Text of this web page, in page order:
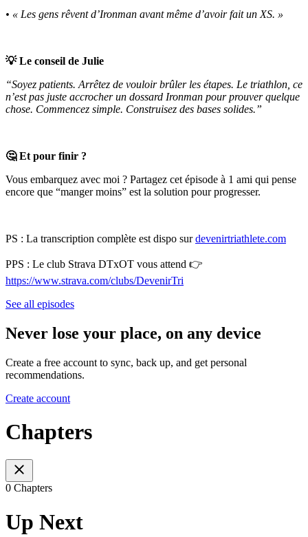
• « Les gens rêvent d’Ironman avant même d’avoir fait un XS. »
💡 Le conseil de Julie
“Soyez patients. Arrêtez de vouloir brûler les étapes. Le triathlon, ce
n’est pas juste accrocher un dossard Ironman pour prouver quelque
chose. Commencez simple. Construisez des bases solides.”
🤔 Et pour finir ?
Vous embarquez avec moi ? Partagez cet épisode à 1 ami qui pense
encore que “manger moins” est la solution pour progresser.
PS : La transcription complète est dispo sur⁠⁠⁠⁠⁠⁠devenirtriathlete.com⁠⁠⁠⁠⁠⁠
PPS : Le club Strava DTxOT vous attend 👉
⁠⁠⁠⁠⁠⁠https://www.strava.com/clubs/DevenirTri
See all episodes
Never lose your place, on any device
Create a free account to sync, back up, and get personal
recommendations.
Create account
Chapters
0 Chapters
Up Next